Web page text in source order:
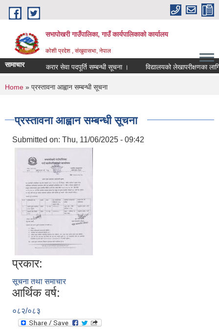
Skip to main content
सभापोखरी गाउँपालिका, गाउँ कार्यपालिकाको कार्यालय
कोशी प्रदेश , संखुवासभा, नेपाल
सामाचार करार सेवा पदपूर्ति सम्बन्धी सूचना ।
You are here
Home » प्रस्तावना आह्वान सम्बन्धी सूचना
प्रस्तावना आह्वान सम्बन्धी सूचना
Submitted on: Thu, 11/06/2025 - 09:42
प्रकार:
सूचना तथा समाचार
आर्थिक वर्ष:
०८२/०८३